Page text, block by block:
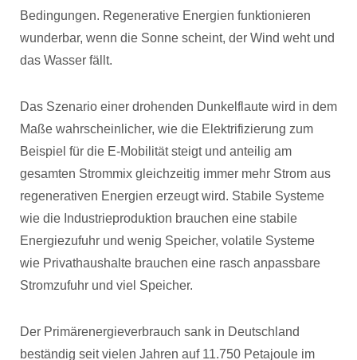
Bedingungen. Regenerative Energien funktionieren
wunderbar, wenn die Sonne scheint, der Wind weht und
das Wasser fällt.
Das Szenario einer drohenden Dunkelflaute wird in dem
Maße wahrscheinlicher, wie die Elektrifizierung zum
Beispiel für die E-Mobilität steigt und anteilig am
gesamten Strommix gleichzeitig immer mehr Strom aus
regenerativen Energien erzeugt wird. Stabile Systeme
wie die Industrieproduktion brauchen eine stabile
Energiezufuhr und wenig Speicher, volatile Systeme
wie Privathaushalte brauchen eine rasch anpassbare
Stromzufuhr und viel Speicher.
Der Primärenergieverbrauch sank in Deutschland
beständig seit vielen Jahren auf 11.750 Petajoule im